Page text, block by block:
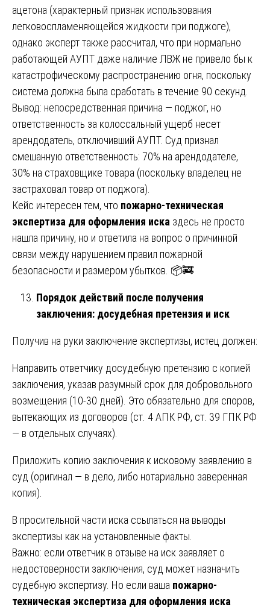
ацетона (характерный признак использования
легковоспламеняющейся жидкости при поджоге),
однако эксперт также рассчитал, что при нормально
работающей АУПТ даже наличие ЛВЖ не привело бы к
катастрофическому распространению огня, поскольку
система должна была сработать в течение 90 секунд.
Вывод: непосредственная причина — поджог, но
ответственность за колоссальный ущерб несет
арендодатель, отключивший АУПТ. Суд признал
смешанную ответственность: 70% на арендодателе,
30% на страховщике товара (поскольку владелец не
застраховал товар от поджога).
Кейс интересен тем, что пожарно-техническая
экспертиза для оформления иска здесь не просто
нашла причину, но и ответила на вопрос о причинной
связи между нарушением правил пожарной
безопасности и размером убытков. 📦🚒
Порядок действий после получения
заключения: досудебная претензия и иск
Получив на руки заключение экспертизы, истец должен:
Направить ответчику досудебную претензию с копией
заключения, указав разумный срок для добровольного
возмещения (10-30 дней). Это обязательно для споров,
вытекающих из договоров (ст. 4 АПК РФ, ст. 39 ГПК РФ
— в отдельных случаях).
Приложить копию заключения к исковому заявлению в
суд (оригинал — в дело, либо нотариально заверенная
копия).
В просительной части иска ссылаться на выводы
экспертизы как на установленные факты.
Важно: если ответчик в отзыве на иск заявляет о
недостоверности заключения, суд может назначить
судебную экспертизу. Но если ваша пожарно-
техническая экспертиза для оформления иска